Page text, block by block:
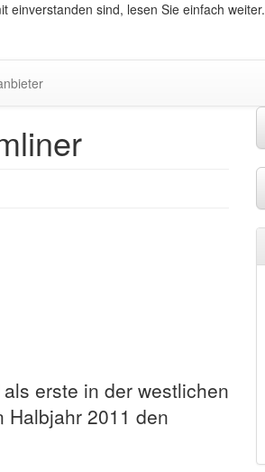
einverstanden sind, lesen Sie einfach weiter.
erste in der westlichen
Halbjahr 2011 den